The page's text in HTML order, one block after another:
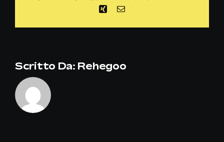
XingEmail
Scritto Da: Rehegoo